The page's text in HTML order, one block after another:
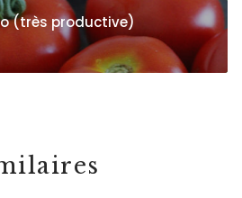
(très productive)